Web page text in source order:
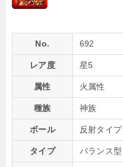
No. 692
レア度 星5
属性 火属性
種族 神族
ボール 反射タイプ
タイプ バランス型